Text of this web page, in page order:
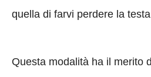
quella di farvi perdere la
Questa modalità ha il merito